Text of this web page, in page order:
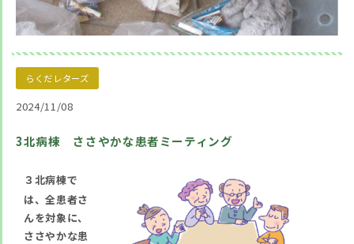
らくだレターズ
2024/11/08
3北病棟 ささやかな患者ミーティング
３北病棟で
は、全患者さ
んを対象に、
ささやかな患